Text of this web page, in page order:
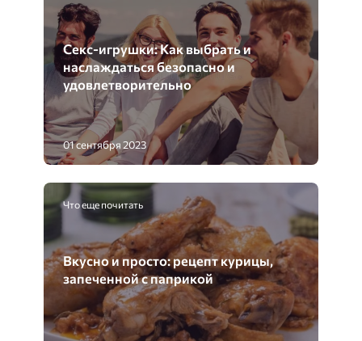
Секс-игрушки: Как выбрать и
наслаждаться безопасно и
удовлетворительно
01 сентября 2023
Что еще почитать
Вкусно и просто: рецепт курицы,
запеченной с паприкой